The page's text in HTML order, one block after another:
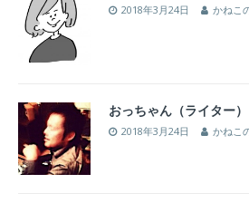
2018年3月24日 かねこ
おっちゃん（ライター）
2018年3月24日 かねこ